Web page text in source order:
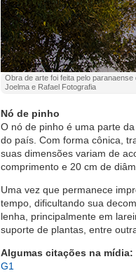
Obra de arte foi feita pelo
Joelma e Rafael Fotografia
Nó de pinho
O nó de pinho é uma parte
do país. Com forma cônica,
suas dimensões variam de
comprimento e 20 cm de
Uma vez que permanece
tempo, dificultando sua
lenha, principalmente em
suporte de plantas, entre
Algumas citações na mídia:
G1